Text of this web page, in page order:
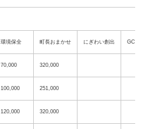
環境保全 町長おまかせ にぎわい創出 GCF
70,000 320,000
100,000 251,000
120,000 320,000